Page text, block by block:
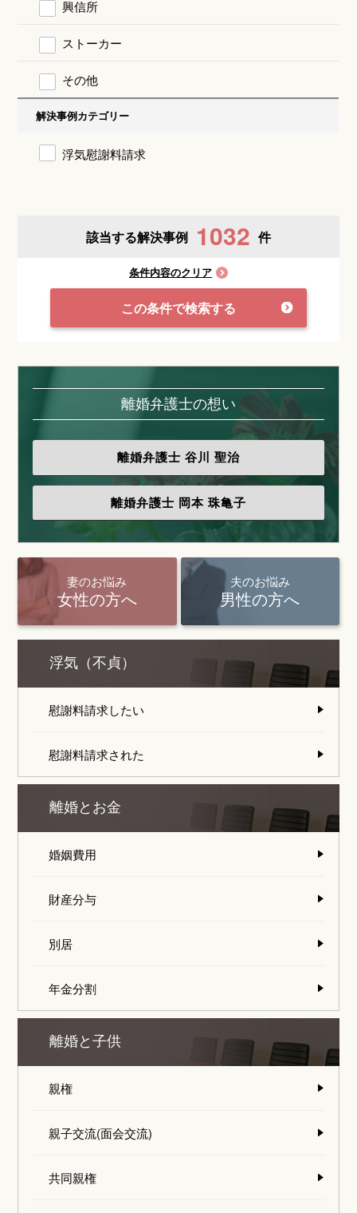
興信所
ストーカー
その他
解決事例カテゴリー
浮気慰謝料請求
該当する解決事例 1032 件
条件内容のクリア
この条件で検索する
離婚弁護士の想い
離婚弁護士 谷川 聖治
離婚弁護士 岡本 珠亀子
妻のお悩み
女性の方へ
夫のお悩み
男性の方へ
浮気（不貞）
慰謝料請求したい
慰謝料請求された
離婚とお金
婚姻費用
財産分与
別居
年金分割
離婚と子供
親権
親子交流(面会交流)
共同親権